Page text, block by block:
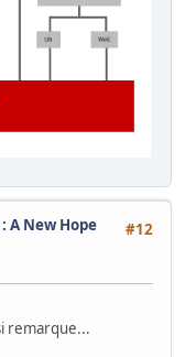
#12
A New Hope
remarque...